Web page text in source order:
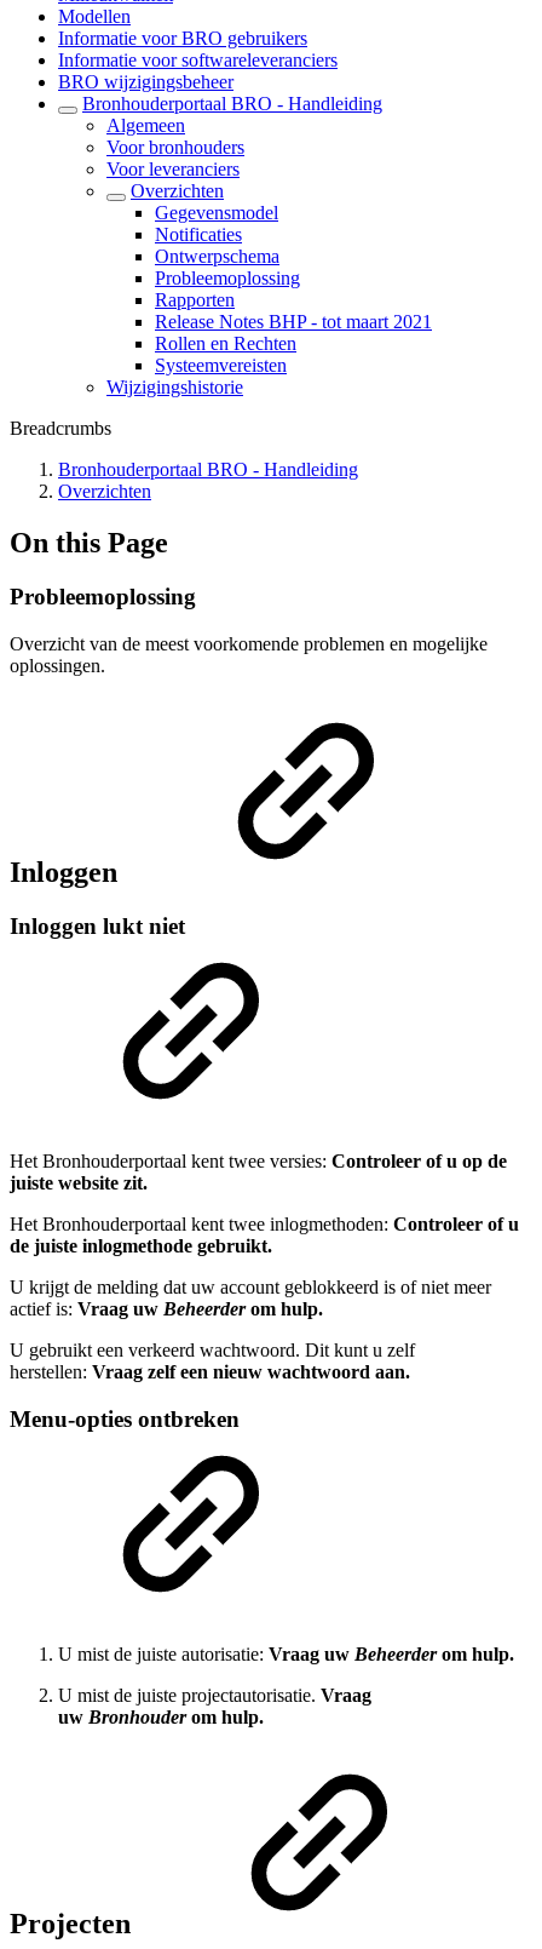
Modellen
Informatie voor BRO gebruikers
Informatie voor softwareleveranciers
BRO wijzigingsbeheer
Bronhouderportaal BRO - Handleiding
Algemeen
Voor bronhouders
Voor leveranciers
Overzichten
Gegevensmodel
Notificaties
Ontwerpschema
Probleemoplossing
Rapporten
Release Notes BHP - tot maart 2021
Rollen en Rechten
Systeemvereisten
Wijzigingshistorie
Breadcrumbs
Bronhouderportaal BRO - Handleiding
Overzichten
On this Page
Probleemoplossing
Overzicht van de meest voorkomende problemen en mogelijke
oplossingen.
Inloggen
Inloggen lukt niet
Het Bronhouderportaal kent twee versies: Controleer of u op de
juiste website zit.
Het Bronhouderportaal kent twee inlogmethoden: Controleer of u
de juiste inlogmethode gebruikt.
U krijgt de melding dat uw account geblokkeerd is of niet meer
actief is: Vraag uw Beheerder om hulp.
U gebruikt een verkeerd wachtwoord. Dit kunt u zelf
herstellen: Vraag zelf een nieuw wachtwoord aan.
Menu-opties ontbreken
U mist de juiste autorisatie: Vraag uw Beheerder om hulp.
U mist de juiste projectautorisatie. Vraag
uw Bronhouder om hulp.
Projecten